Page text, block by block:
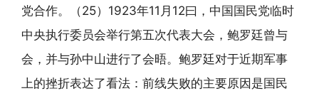
党合作。（25）1923年11月12曰，中国国民党临时
中央执行委员会举行第五次代表大会，鲍罗廷曾与
会，并与孙中山进行了会晤。鲍罗廷对于近期军事
上的挫折表达了看法：前线失败的主要原因是国民